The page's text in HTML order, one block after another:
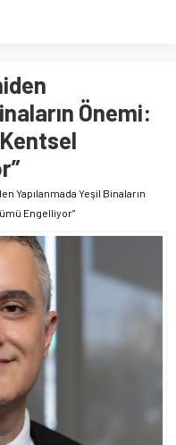
Önemi:
Kentsel
Yapılanmada Yeşil Binaların
Engelliyor”